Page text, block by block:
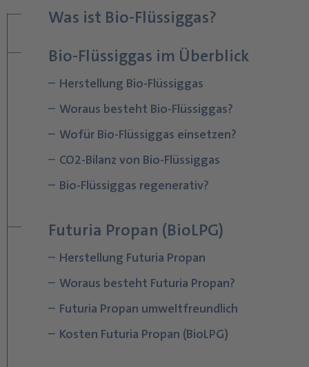
Was ist Bio-Flüssiggas?
Bio-Flüssiggas im Überblick
Herstellung Bio-Flüssiggas
Woraus besteht Bio-Flüssiggas?
Wofür Bio-Flüssiggas einsetzen?
CO2-Bilanz von Bio-Flüssiggas
Bio-Flüssiggas regenerativ?
Futuria Propan (BioLPG)
Herstellung Futuria Propan
Woraus besteht Futuria Propan?
Futuria Propan umweltfreundlich
Kosten Futuria Propan (BioLPG)